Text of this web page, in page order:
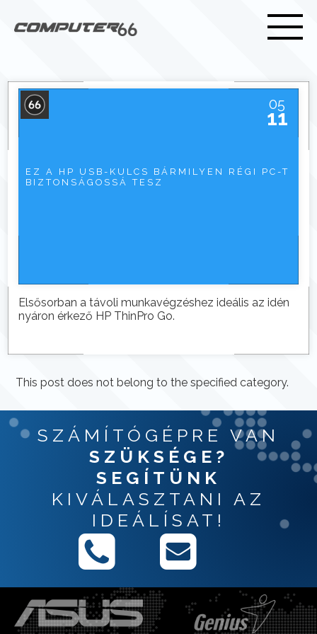
05
11
EZ A HP USB-KULCS BÁRMILYEN RÉGI PC-T
BIZTONSÁGOSSÁ TESZ
Elsősorban a távoli munkavégzéshez ideális az idén
nyáron érkező HP ThinPro Go.
This post does not belong to the specified category.
SZÁMÍTÓGÉPRE VAN
SZÜKSÉGE?
SEGÍTÜNK
KIVÁLASZTANI AZ
IDEÁLÍSAT!